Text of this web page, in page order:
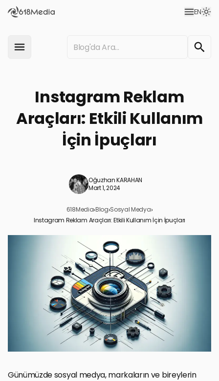
EN
Instagram Reklam
Araçları: Etkili Kullanım
İçin İpuçları
Oğuzhan KARAHAN
Mart 1, 2024
618Media›Blog›Sosyal Medya›
Instagram Reklam Araçları: Etkili Kullanım İçin İpuçları
Instagram Reklam Araçlarının Temelleri
Hedef Kitleyi Belirleme ve Segmentasyon
Reklam Yaratıcılığı ve Görsel Stratejileri
Reklam Metinleri ve Çağrı Eylemleri
Bütçe Yönetimi ve Reklam Optimizasyonu
Analitikler ve Raporlama
Sosyal Dinleme ve Müşteri Geri Bildirimleri
Sonuç: Instagram Reklam Araçlarının Gücünden Tam Anlamıyla
Instagram Reklam Araçları: Sıkça Sorulan Sorular
Günümüzde sosyal medya, markaların ve bireylerin